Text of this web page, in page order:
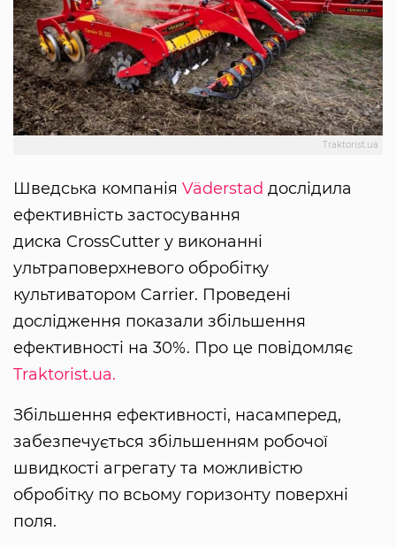
Traktorist.ua
Шведська компанія Väderstad дослідила
ефективність застосування
диска CrossCutter у виконанні
ультраповерхневого обробітку
культиватором Carrier. Проведені
дослідження показали збільшення
ефективності на 30%. Про це повідомляє
Traktorist.ua.
Збільшення ефективності, насамперед,
забезпечується збільшенням робочої
швидкості агрегату та можливістю
обробітку по всьому горизонту поверхні
поля.